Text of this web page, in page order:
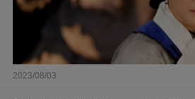
2023/08/03